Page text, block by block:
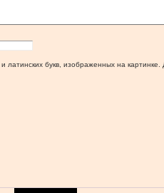
латинских букв, изображенных на картинке.